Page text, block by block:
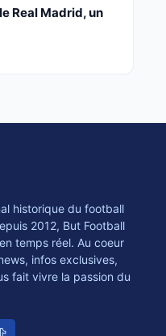
Real Madrid, un
historique du football
2012, But Football
temps réel. Au coeur
infos exclusives,
fait vivre la passion du